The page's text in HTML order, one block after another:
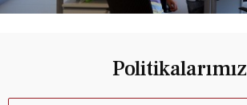
Politikalarımız